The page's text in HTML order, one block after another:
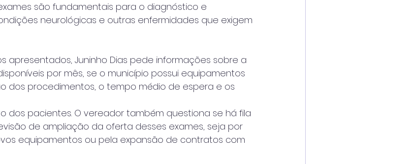
são fundamentais para o diagnóstico e
neurológicas e outras enfermidades que exigem
apresentados, Juninho Dias pede informações sobre a
por mês, se o município possui equipamentos
dos procedimentos, o tempo médio de espera e os
dos pacientes. O vereador também questiona se há fila
de ampliação da oferta desses exames, seja por
equipamentos ou pela expansão de contratos com